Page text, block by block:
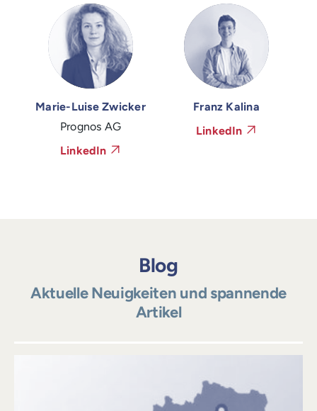
Marie-Luise Zwicker
Prognos AG
LinkedIn
Franz Kalina
LinkedIn
Blog
Aktuelle Neuigkeiten und spannende
Artikel